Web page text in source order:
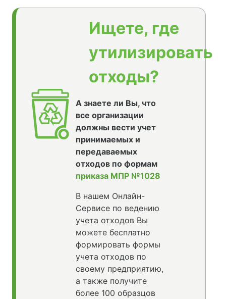
Ищете, где
утилизировать
отходы?
А знаете ли Вы, что
все организации
должны вести учет
принимаемых и
передаваемых
отходов по формам
приказа МПР №1028
В нашем Онлайн-
Сервисе по ведению
учета отходов Вы
можете бесплатно
формировать формы
учета отходов по
своему предприятию,
а также получите
более 100 образцов